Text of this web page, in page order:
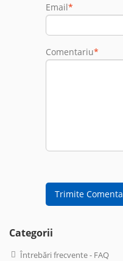
Email*
Comentariu*
Trimite
Categorii
Întrebări frecvente - FAQ